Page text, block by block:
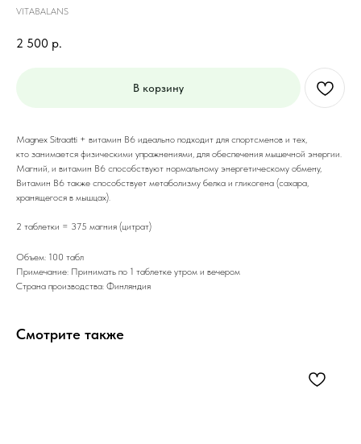
VITABALANS
2 500 р.
В корзину
Magnex Sitraatti + витамин B6 идеально подходит для спортсменов и тех,
кто занимается физическими упражнениями, для обеспечения мышечной энергии.
Магний, и витамин B6 способствуют нормальному энергетическому обмену,
Витамин B6 также способствует метаболизму белка и гликогена (сахара,
хранящегося в мышцах).
2 таблетки = 375 магния (цитрат)
Объем: 100 табл
Примечание: Принимать по 1 таблетке утром и вечером
Страна производства: Финляндия
Смотрите также